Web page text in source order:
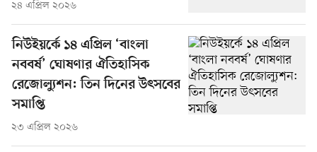
২৪ এপ্রিল ২০২৬
নিউইয়র্কে ১৪ এপ্রিল ‘বাংলা
নববর্ষ’ ঘোষণার ঐতিহাসিক
রেজোল্যুশন: তিন দিনের উৎসবের
সমাপ্তি
২৩ এপ্রিল ২০২৬